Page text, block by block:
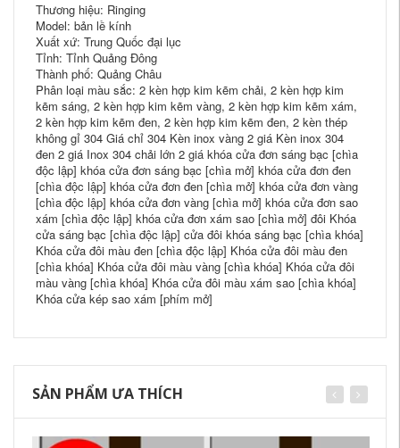
Thương hiệu: Ringing
Model: bản lề kính
Xuất xứ: Trung Quốc đại lục
Tỉnh: Tỉnh Quảng Đông
Thành phố: Quảng Châu
Phân loại màu sắc: 2 kèn hợp kim kẽm chải, 2 kèn hợp kim
kẽm sáng, 2 kèn hợp kim kẽm vàng, 2 kèn hợp kim kẽm xám,
2 kèn hợp kim kẽm đen, 2 kèn hợp kim kẽm đen, 2 kèn thép
không gỉ 304 Giá chỉ 304 Kèn inox vàng 2 giá Kèn inox 304
đen 2 giá Inox 304 chải lớn 2 giá khóa cửa đơn sáng bạc [chìa
độc lập] khóa cửa đơn sáng bạc [chìa mở] khóa cửa đơn đen
[chìa độc lập] khóa cửa đơn đen [chìa mở] khóa cửa đơn vàng
[chìa độc lập] khóa cửa đơn vàng [chìa mở] khóa cửa đơn sao
xám [chìa độc lập] khóa cửa đơn xám sao [chìa mở] đôi Khóa
cửa sáng bạc [chìa độc lập] cửa đôi khóa sáng bạc [chìa khóa]
Khóa cửa đôi màu đen [chìa độc lập] Khóa cửa đôi màu đen
[chìa khóa] Khóa cửa đôi màu vàng [chìa khóa] Khóa cửa đôi
màu vàng [chìa khóa] Khóa cửa đôi màu xám sao [chìa khóa]
Khóa cửa kép sao xám [phím mở]
SẢN PHẨM ƯA THÍCH